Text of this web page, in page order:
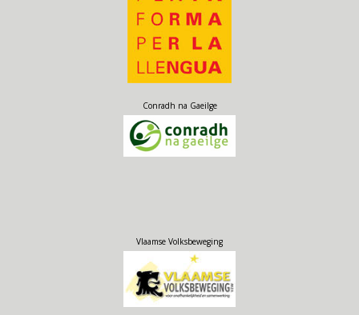
Conradh na Gaeilge
Vlaamse Volksbeweging